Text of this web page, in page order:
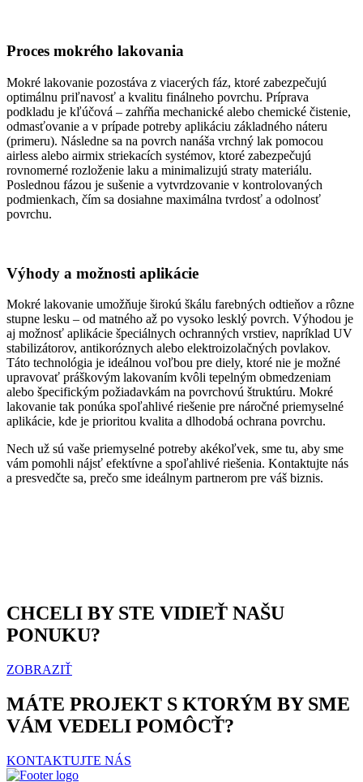
Proces mokrého lakovania
Mokré lakovanie pozostáva z viacerých fáz, ktoré zabezpečujú
optimálnu priľnavosť a kvalitu finálneho povrchu. Príprava
podkladu je kľúčová – zahŕňa mechanické alebo chemické čistenie,
odmasťovanie a v prípade potreby aplikáciu základného náteru
(primeru). Následne sa na povrch nanáša vrchný lak pomocou
airless alebo airmix striekacích systémov, ktoré zabezpečujú
rovnomerné rozloženie laku a minimalizujú straty materiálu.
Poslednou fázou je sušenie a vytvrdzovanie v kontrolovaných
podmienkach, čím sa dosiahne maximálna tvrdosť a odolnosť
povrchu.
Výhody a možnosti aplikácie
Mokré lakovanie umožňuje širokú škálu farebných odtieňov a rôzne
stupne lesku – od matného až po vysoko lesklý povrch. Výhodou je
aj možnosť aplikácie špeciálnych ochranných vrstiev, napríklad UV
stabilizátorov, antikoróznych alebo elektroizolačných povlakov.
Táto technológia je ideálnou voľbou pre diely, ktoré nie je možné
upravovať práškovým lakovaním kvôli tepelným obmedzeniam
alebo špecifickým požiadavkám na povrchovú štruktúru. Mokré
lakovanie tak ponúka spoľahlivé riešenie pre náročné priemyselné
aplikácie, kde je prioritou kvalita a dlhodobá ochrana povrchu.
Nech už sú vaše priemyselné potreby akékoľvek, sme tu, aby sme
vám pomohli nájsť efektívne a spoľahlivé riešenia. Kontaktujte nás
a presvedčte sa, prečo sme ideálnym partnerom pre váš biznis.
CHCELI BY STE VIDIEŤ NAŠU
PONUKU?
ZOBRAZIŤ
MÁTE PROJEKT S KTORÝM BY SME
VÁM VEDELI POMÔCŤ?
KONTAKTUJTE NÁS